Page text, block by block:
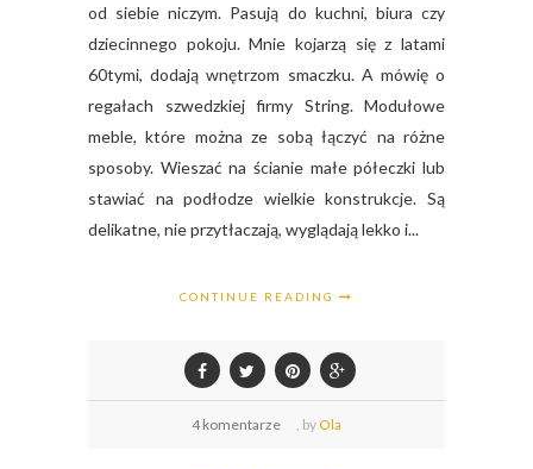
od siebie niczym. Pasują do kuchni, biura czy
dziecinnego pokoju. Mnie kojarzą się z latami
60tymi, dodają wnętrzom smaczku. A mówię o
regałach szwedzkiej firmy String. Modułowe
meble, które można ze sobą łączyć na różne
sposoby. Wieszać na ścianie małe półeczki lub
stawiać na podłodze wielkie konstrukcje. Są
delikatne, nie przytłaczają, wyglądają lekko i...
CONTINUE READING
4 komentarze , by Ola